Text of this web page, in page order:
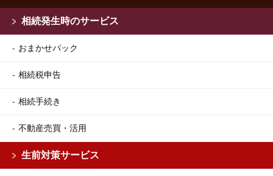
相続発生時のサービス
おまかせパック
相続税申告
相続手続き
不動産売買・活用
生前対策サービス